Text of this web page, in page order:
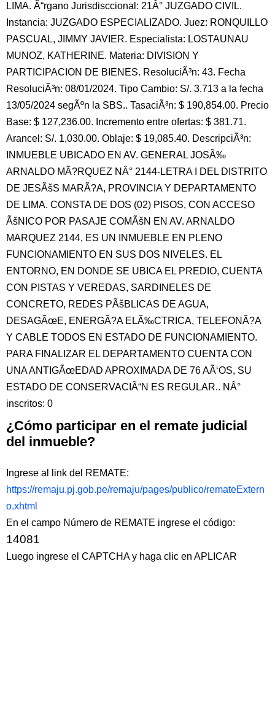
LIMA. Ã“rgano Jurisdisccional: 21Â° JUZGADO CIVIL.
Instancia: JUZGADO ESPECIALIZADO. Juez: RONQUILLO
PASCUAL, JIMMY JAVIER. Especialista: LOSTAUNAU
MUNOZ, KATHERINE. Materia: DIVISION Y
PARTICIPACION DE BIENES. ResoluciÃ³n: 43. Fecha
ResoluciÃ³n: 08/01/2024. Tipo Cambio: S/. 3.713 a la fecha
13/05/2024 segÃºn la SBS.. TasaciÃ³n: $ 190,854.00. Precio
Base: $ 127,236.00. Incremento entre ofertas: $ 381.71.
Arancel: S/. 1,030.00. Oblaje: $ 19,085.40. DescripciÃ³n:
INMUEBLE UBICADO EN AV. GENERAL JOSÃ‰
ARNALDO MÃ?RQUEZ NÂ° 2144-LETRA I DEL DISTRITO
DE JESÃšS MARÃ?A, PROVINCIA Y DEPARTAMENTO
DE LIMA. CONSTA DE DOS (02) PISOS, CON ACCESO
ÃšNICO POR PASAJE COMÃšN EN AV. ARNALDO
MARQUEZ 2144, ES UN INMUEBLE EN PLENO
FUNCIONAMIENTO EN SUS DOS NIVELES. EL
ENTORNO, EN DONDE SE UBICA EL PREDIO, CUENTA
CON PISTAS Y VEREDAS, SARDINELES DE
CONCRETO, REDES PÃšBLICAS DE AGUA,
DESAGÃœE, ENERGÃ?A ELÃ‰CTRICA, TELEFONÃ?A
Y CABLE TODOS EN ESTADO DE FUNCIONAMIENTO.
PARA FINALIZAR EL DEPARTAMENTO CUENTA CON
UNA ANTIGÃœEDAD APROXIMADA DE 76 AÃ‘OS, SU
ESTADO DE CONSERVACIÃ“N ES REGULAR.. NÂ°
inscritos: 0
¿Cómo participar en el remate judicial
del inmueble?
Ingrese al link del REMATE:
https://remaju.pj.gob.pe/remaju/pages/publico/remateExtern
o.xhtml
En el campo Número de REMATE ingrese el código:
14081
Luego ingrese el CAPTCHA y haga clic en APLICAR